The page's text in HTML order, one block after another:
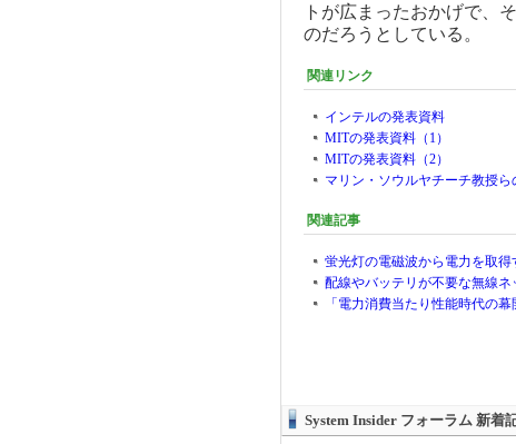
トが広まったおかげで、
のだろうとしている。
関連リンク
インテルの発表資料
MITの発表資料（1）
MITの発表資料（2）
マリン・ソウルヤチーチ教授ら
関連記事
蛍光灯の電磁波から電力を取得
配線やバッテリが不要な無線ネ
「電力消費当たり性能時代の
System Insider フォーラム 新着